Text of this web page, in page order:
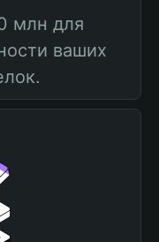
млн для
ваших